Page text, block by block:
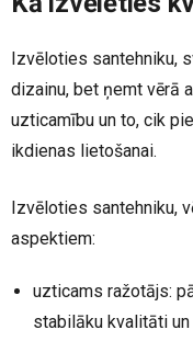
Izvēloties santehniku,
dizainu, bet ņemt vērā
uzticamību un to, cik
ikdienas lietošanai.
Izvēloties santehniku,
aspektiem:
uzticams ražotājs:
stabilāku kvalitāti